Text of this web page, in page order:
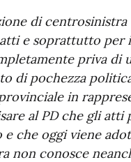
di
e soprattutto per
priva
di pochezza
in
al PD che gli
e che oggi viene
non conosce